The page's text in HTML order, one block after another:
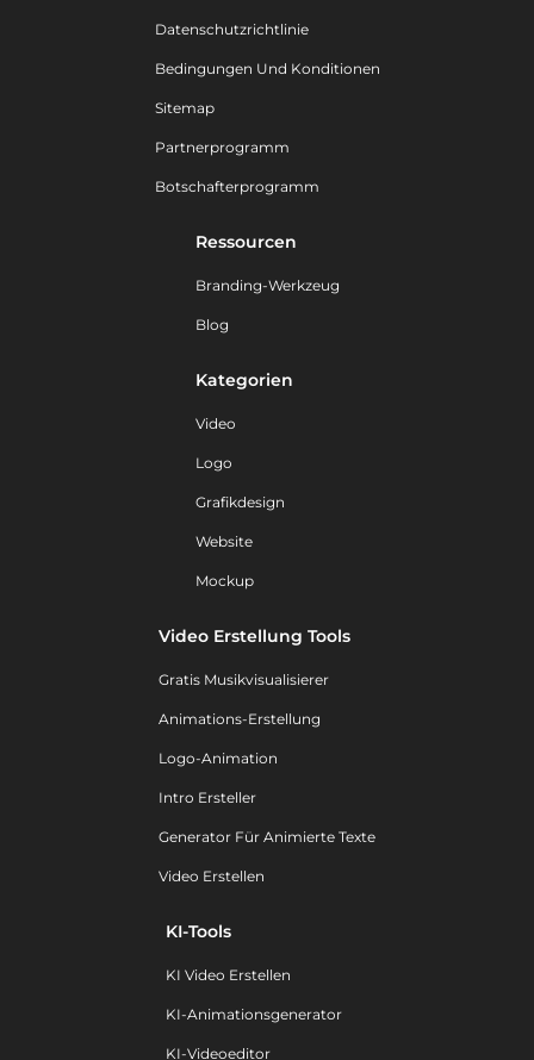
Datenschutzrichtlinie
Bedingungen Und Konditionen
Sitemap
Partnerprogramm
Botschafterprogramm
Ressourcen
Branding-Werkzeug
Blog
Kategorien
Video
Logo
Grafikdesign
Website
Mockup
Video Erstellung Tools
Gratis Musikvisualisierer
Animations-Erstellung
Logo-Animation
Intro Ersteller
Generator Für Animierte Texte
Video Erstellen
KI-Tools
KI Video Erstellen
KI-Animationsgenerator
KI-Videoeditor